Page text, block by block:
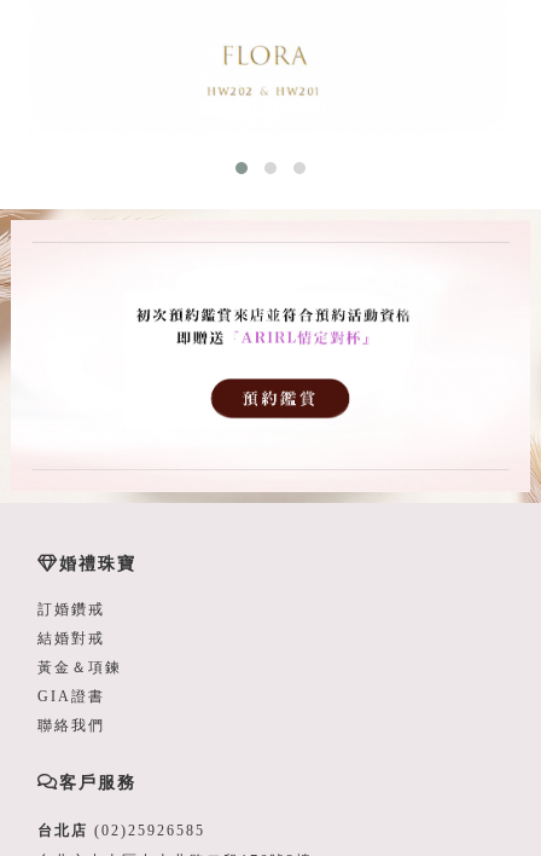
婚禮珠寶
訂婚鑽戒
結婚對戒
黃金＆項鍊
GIA證書
聯絡我們
客戶服務
台北店 (02)25926585